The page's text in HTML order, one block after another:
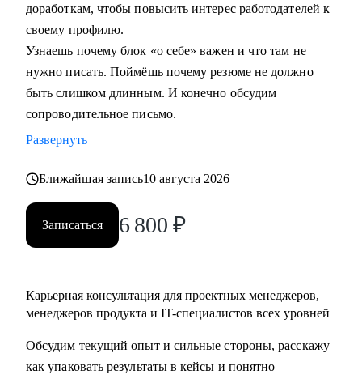
развитию
Кому могу помочь:
• Начинающим и опытным управленцам
• Тем, кто хочет начать карьеру в IT в любом направлении
• Менеджерам продуктов, разработчикам, тестировщикам,
проектным менеджерам
карьеры
доработкам, чтобы повысить интерес работодателей к
своему профилю.
Узнаешь почему блок «о себе» важен и что там не
нужно писать. Поймёшь почему резюме не должно
быть слишком длинным. И конечно обсудим
сопроводительное письмо.
Развернуть
Ближайшая запись10 августа 2026
Записаться 6 800 ₽
Карьерная консультация для проектных менеджеров,
менеджеров продукта и IT-специалистов всех уровней
Обсудим текущий опыт и сильные стороны, расскажу
как упаковать результаты в кейсы и понятно